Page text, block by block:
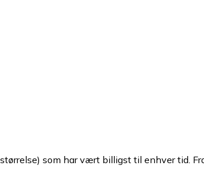
som har vært billigst til enhver tid.